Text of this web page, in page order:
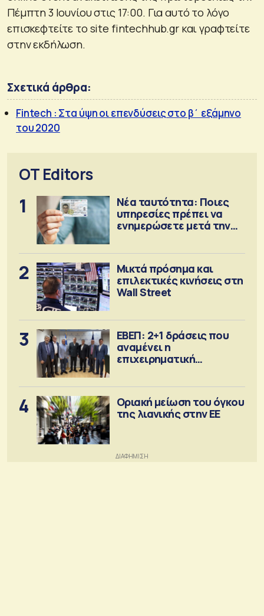
Πέμπτη 3 Ιουνίου στις 17:00. Για αυτό το λόγο
επισκεφτείτε το site fintechhub.gr και γραφτείτε
στην εκδήλωση.
Σχετικά άρθρα:
Fintech : Στα ύψη οι επενδύσεις στο β΄ εξάμηνο
του 2020
OT Editors
1
Νέα ταυτότητα: Ποιες
υπηρεσίες πρέπει να
ενημερώσετε μετά την
2
Μικτά πρόσημα και
επιλεκτικές κινήσεις στη
Wall Street
3
ΕΒΕΠ: 2+1 δράσεις που
αναμένει η
επιχειρηματική
4
Οριακή μείωση του όγκου
της λιανικής στην ΕΕ